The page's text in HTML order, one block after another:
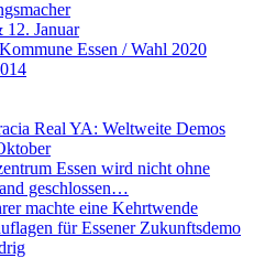
12. Januar
Essen / Wahl 2020
Real YA: Weltweite Demos
Essen wird nicht ohne
geschlossen…
machte eine Kehrtwende
für Essener Zukunftsdemo